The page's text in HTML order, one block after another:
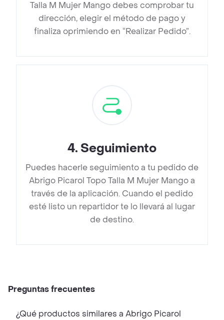
Talla M Mujer Mango debes comprobar tu
dirección, elegir el método de pago y
finaliza oprimiendo en “Realizar Pedido”.
4. Seguimiento
Puedes hacerle seguimiento a tu pedido de
Abrigo Picarol Topo Talla M Mujer Mango a
través de la aplicación. Cuando el pedido
esté listo un repartidor te lo llevará al lugar
de destino.
Preguntas frecuentes
¿Qué productos similares a Abrigo Picarol